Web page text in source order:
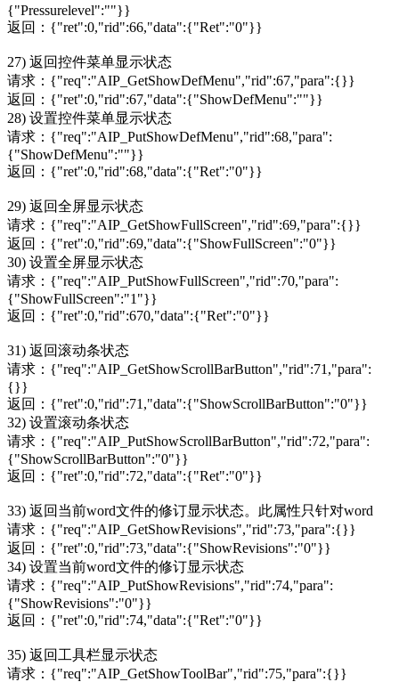
{"Pressurelevel":""}}
返回：{"ret":0,"rid":66,"data":{"Ret":"0"}}
27) 返回控件菜单显示状态
请求：{"req":"AIP_GetShowDefMenu","rid":67,"para":{}}
返回：{"ret":0,"rid":67,"data":{"ShowDefMenu":""}}
28) 设置控件菜单显示状态
请求：{"req":"AIP_PutShowDefMenu","rid":68,"para":
{"ShowDefMenu":""}}
返回：{"ret":0,"rid":68,"data":{"Ret":"0"}}
29) 返回全屏显示状态
请求：{"req":"AIP_GetShowFullScreen","rid":69,"para":{}}
返回：{"ret":0,"rid":69,"data":{"ShowFullScreen":"0"}}
30) 设置全屏显示状态
请求：{"req":"AIP_PutShowFullScreen","rid":70,"para":
{"ShowFullScreen":"1"}}
返回：{"ret":0,"rid":670,"data":{"Ret":"0"}}
31) 返回滚动条状态
请求：{"req":"AIP_GetShowScrollBarButton","rid":71,"para":
{}}
返回：{"ret":0,"rid":71,"data":{"ShowScrollBarButton":"0"}}
32) 设置滚动条状态
请求：{"req":"AIP_PutShowScrollBarButton","rid":72,"para":
{"ShowScrollBarButton":"0"}}
返回：{"ret":0,"rid":72,"data":{"Ret":"0"}}
33) 返回当前word文件的修订显示状态。此属性只针对word
请求：{"req":"AIP_GetShowRevisions","rid":73,"para":{}}
返回：{"ret":0,"rid":73,"data":{"ShowRevisions":"0"}}
34) 设置当前word文件的修订显示状态
请求：{"req":"AIP_PutShowRevisions","rid":74,"para":
{"ShowRevisions":"0"}}
返回：{"ret":0,"rid":74,"data":{"Ret":"0"}}
35) 返回工具栏显示状态
请求：{"req":"AIP_GetShowToolBar","rid":75,"para":{}}